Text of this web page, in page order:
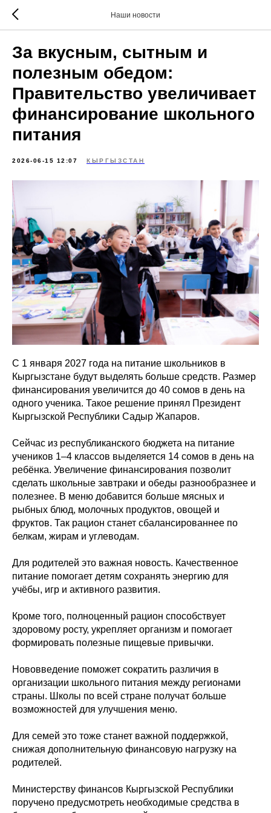
Наши новости
За вкусным, сытным и
полезным обедом:
Правительство увеличивает
финансирование школьного
питания
2026-06-15 12:07 КЫРГЫЗСТАН
С 1 января 2027 года на питание школьников в
Кыргызстане будут выделять больше средств. Размер
финансирования увеличится до 40 сомов в день на
одного ученика. Такое решение принял Президент
Кыргызской Республики Садыр Жапаров.
Сейчас из республиканского бюджета на питание
учеников 1–4 классов выделяется 14 сомов в день на
ребёнка. Увеличение финансирования позволит
сделать школьные завтраки и обеды разнообразнее и
полезнее. В меню добавится больше мясных и
рыбных блюд, молочных продуктов, овощей и
фруктов. Так рацион станет сбалансированнее по
белкам, жирам и углеводам.
Для родителей это важная новость. Качественное
питание помогает детям сохранять энергию для
учёбы, игр и активного развития.
Кроме того, полноценный рацион способствует
здоровому росту, укрепляет организм и помогает
формировать полезные пищевые привычки.
Нововведение поможет сократить различия в
организации школьного питания между регионами
страны. Школы по всей стране получат больше
возможностей для улучшения меню.
Для семей это тоже станет важной поддержкой,
снижая дополнительную финансовую нагрузку на
родителей.
Министерству финансов Кыргызской Республики
поручено предусмотреть необходимые средства в